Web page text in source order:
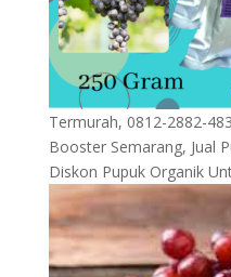
Termurah, 0812-2882-
Booster Semarang, Jual
Diskon Pupuk Organik